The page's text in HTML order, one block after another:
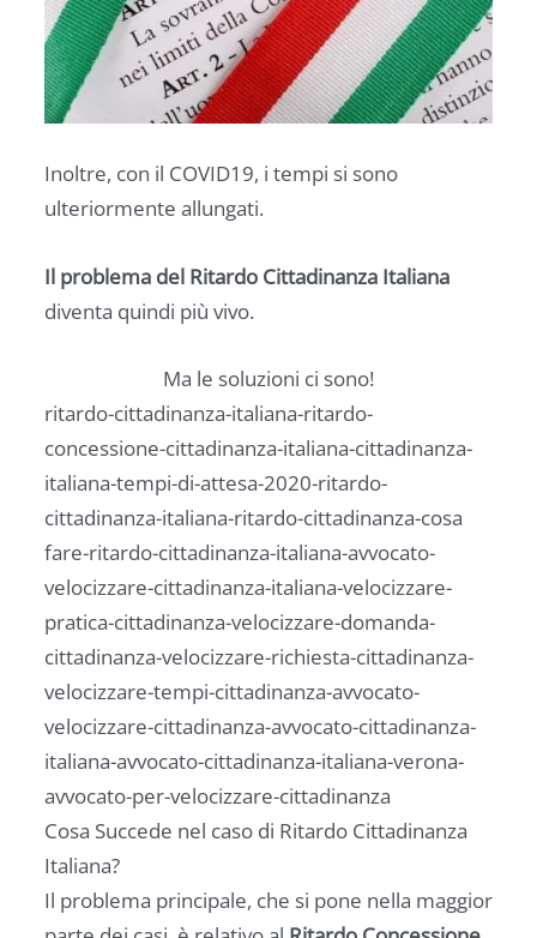
Inoltre, con il COVID19, i tempi si sono
ulteriormente allungati.
Il problema del Ritardo Cittadinanza Italiana
diventa quindi più vivo.
Ma le soluzioni ci sono!
ritardo-cittadinanza-italiana-ritardo-
concessione-cittadinanza-italiana-cittadinanza-
italiana-tempi-di-attesa-2020-ritardo-
cittadinanza-italiana-ritardo-cittadinanza-cosa
fare-ritardo-cittadinanza-italiana-avvocato-
velocizzare-cittadinanza-italiana-velocizzare-
pratica-cittadinanza-velocizzare-domanda-
cittadinanza-velocizzare-richiesta-cittadinanza-
velocizzare-tempi-cittadinanza-avvocato-
velocizzare-cittadinanza-avvocato-cittadinanza-
italiana-avvocato-cittadinanza-italiana-verona-
avvocato-per-velocizzare-cittadinanza
Cosa Succede nel caso di Ritardo Cittadinanza
Italiana?
Il problema principale, che si pone nella maggior